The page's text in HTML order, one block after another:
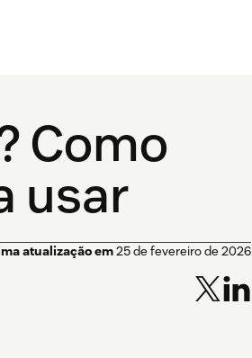
Como
usar
atualização em25 de fevereiro de 2026